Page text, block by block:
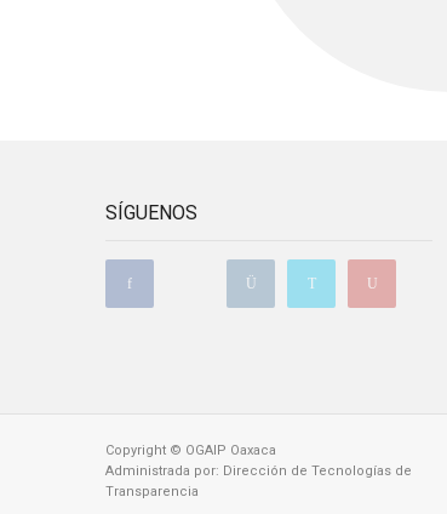
SÍGUENOS
Copyright © OGAIP Oaxaca
Administrada por: Dirección de Tecnologías de
Transparencia